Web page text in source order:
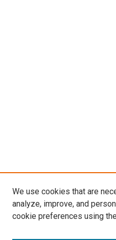
We use cookies that are
analyze, improve, and
cookie preferences using the